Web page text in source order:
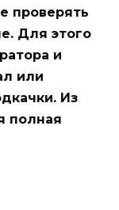
проверять
Для этого
и
или
Из
полная